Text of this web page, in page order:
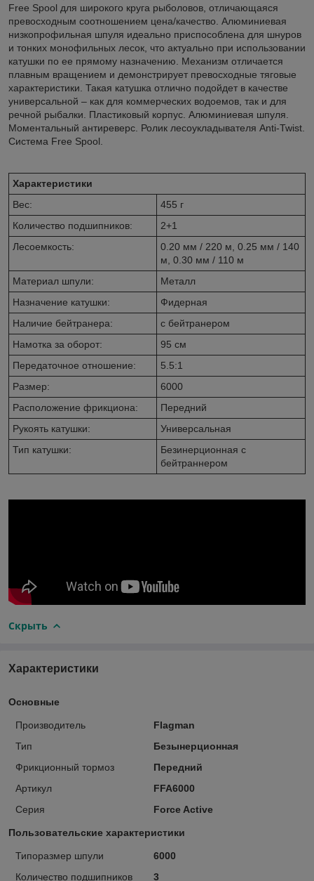
Free Spool для широкого круга рыболовов, отличающаяся
превосходным соотношением цена/качество. Алюминиевая
низкопрофильная шпуля идеально приспособлена для шнуров
и тонких монофильных лесок, что актуально при использовании
катушки по ее прямому назначению. Механизм отличается
плавным вращением и демонстрирует превосходные тяговые
характеристики. Такая катушка отлично подойдет в качестве
универсальной – как для коммерческих водоемов, так и для
речной рыбалки. Пластиковый корпус. Алюминиевая шпуля.
Моментальный антиреверс. Ролик лесоукладывателя Anti-Twist.
Система Free Spool.
Характеристики
Вес:
455 г
Количество подшипников:
2+1
Лесоемкость:
0.20 мм / 220 м, 0.25 мм / 140
м, 0.30 мм / 110 м
Материал шпули:
Металл
Назначение катушки:
Фидерная
Наличие бейтранера:
с бейтранером
Намотка за оборот:
95 см
Передаточное отношение:
5.5:1
Размер:
6000
Расположение фрикциона:
Передний
Рукоять катушки:
Универсальная
Тип катушки:
Безинерционная с
бейтраннером
Скрыть
Характеристики
Основные
Производитель
Flagman
Тип
Безынерционная
Фрикционный тормоз
Передний
Артикул
FFA6000
Серия
Force Active
Пользовательские характеристики
Типоразмер шпули
6000
Количество подшипников
3